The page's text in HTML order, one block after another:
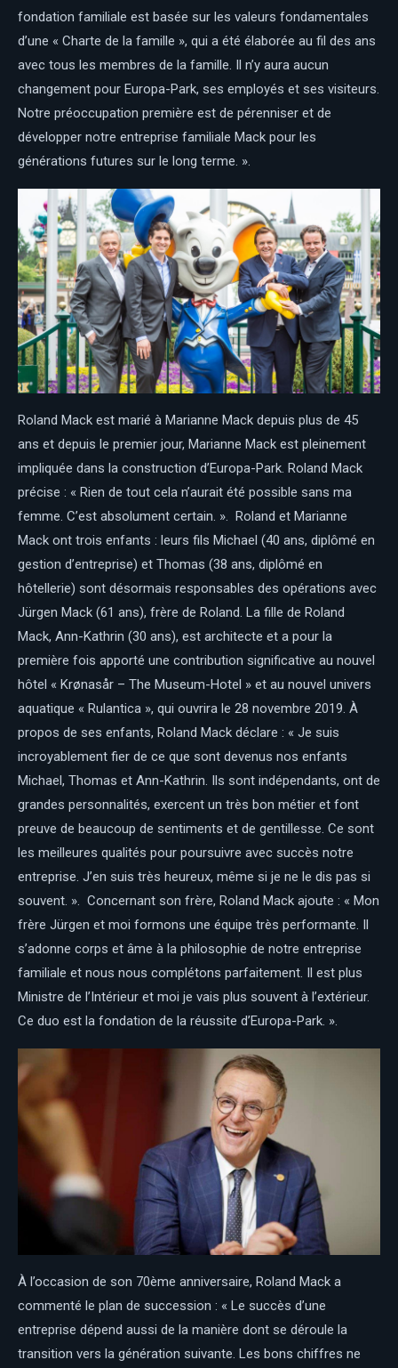
fondation familiale est basée sur les valeurs fondamentales
d’une « Charte de la famille », qui a été élaborée au fil des ans
avec tous les membres de la famille. Il n’y aura aucun
changement pour Europa-Park, ses employés et ses visiteurs.
Notre préoccupation première est de pérenniser et de
développer notre entreprise familiale Mack pour les
générations futures sur le long terme. ».
Roland Mack est marié à Marianne Mack depuis plus de 45
ans et depuis le premier jour, Marianne Mack est pleinement
impliquée dans la construction d’Europa-Park. Roland Mack
précise : « Rien de tout cela n’aurait été possible sans ma
femme. C’est absolument certain. ». Roland et Marianne
Mack ont trois enfants : leurs fils Michael (40 ans, diplômé en
gestion d’entreprise) et Thomas (38 ans, diplômé en
hôtellerie) sont désormais responsables des opérations avec
Jürgen Mack (61 ans), frère de Roland. La fille de Roland
Mack, Ann-Kathrin (30 ans), est architecte et a pour la
première fois apporté une contribution significative au nouvel
hôtel « Krønasår – The Museum-Hotel » et au nouvel univers
aquatique « Rulantica », qui ouvrira le 28 novembre 2019. À
propos de ses enfants, Roland Mack déclare : « Je suis
incroyablement fier de ce que sont devenus nos enfants
Michael, Thomas et Ann-Kathrin. Ils sont indépendants, ont de
grandes personnalités, exercent un très bon métier et font
preuve de beaucoup de sentiments et de gentillesse. Ce sont
les meilleures qualités pour poursuivre avec succès notre
entreprise. J’en suis très heureux, même si je ne le dis pas si
souvent. ». Concernant son frère, Roland Mack ajoute : « Mon
frère Jürgen et moi formons une équipe très performante. Il
s’adonne corps et âme à la philosophie de notre entreprise
familiale et nous nous complétons parfaitement. Il est plus
Ministre de l’Intérieur et moi je vais plus souvent à l’extérieur.
Ce duo est la fondation de la réussite d’Europa-Park. ».
À l’occasion de son 70ème anniversaire, Roland Mack a
commenté le plan de succession : « Le succès d’une
entreprise dépend aussi de la manière dont se déroule la
transition vers la génération suivante. Les bons chiffres ne